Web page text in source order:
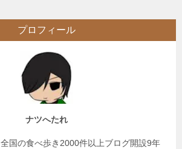
プロフィール
ナツへたれ
国の食べ歩き2000件以上ブログ開設9年